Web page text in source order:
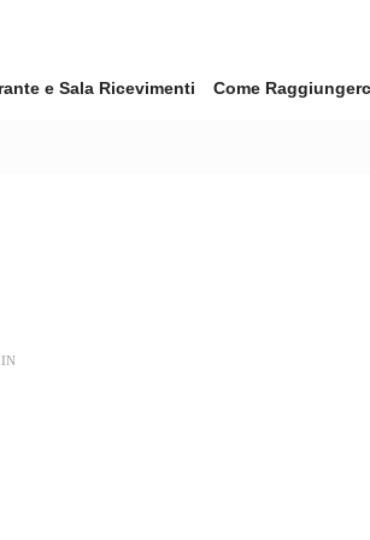
e Sala Ricevimenti Come